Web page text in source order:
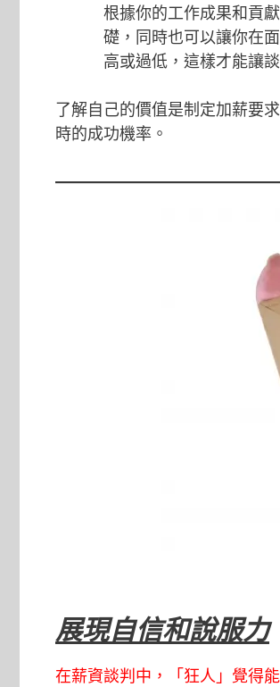
根據你的工作成果和貢
礎，同時也可以讓你在
高或過低，這樣才能讓
了解自己的價值是制定加薪要
時的成功機率。
展現自信和說服力
在薪資談判中，「狂人 」覺得